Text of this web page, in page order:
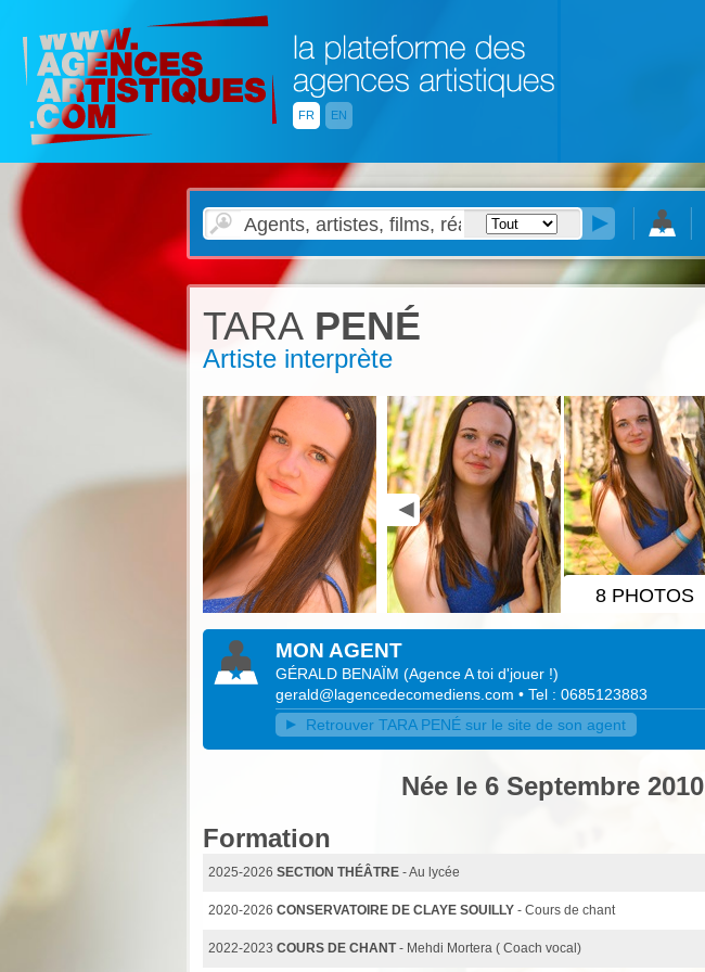
FR EN
TARA PENÉ
Artiste interprète
8 PHOTOS
MON AGENT
GÉRALD BENAÏM (Agence A toi d'jouer !)
gerald@lagencedecomediens.com • Tel : 0685123883
Retrouver TARA PENÉ sur le site de son agent
Née le 6 Septembre 2010
Formation
2025-2026 SECTION THÉÂTRE - Au lycée
2020-2026 CONSERVATOIRE DE CLAYE SOUILLY - Cours de chant
2022-2023 COURS DE CHANT - Mehdi Mortera ( Coach vocal)